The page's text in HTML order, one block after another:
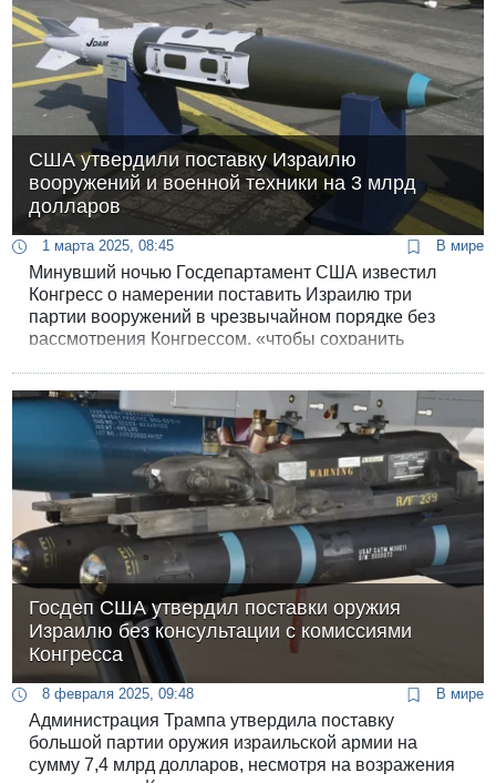
США утвердили поставку Израилю
вооружений и военной техники на 3 млрд
долларов
1 марта 2025, 08:45 В мире
Минувший ночью Госдепартамент США известил
Конгресс о намерении поставить Израилю три
партии вооружений в чрезвычайном порядке без
рассмотрения Конгрессом, «чтобы сохранить
Госдеп США утвердил поставки оружия
Израилю без консультации с комиссиями
Конгресса
8 февраля 2025, 09:48 В мире
Администрация Трампа утвердила поставку
большой партии оружия израильской армии на
сумму 7,4 млрд долларов, несмотря на возражения